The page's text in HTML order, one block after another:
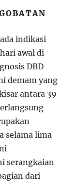
indikasi
awal di
DBD
demam yang
antara 39
selama lima
serangkaian
dari